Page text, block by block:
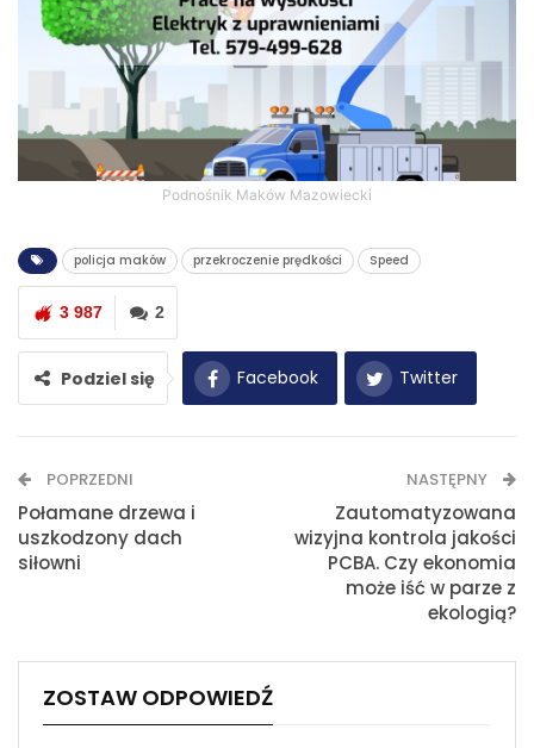
Podnośnik Maków Mazowiecki
policja maków przekroczenie prędkości Speed
2
3 987
Podziel się Facebook Twitter
POPRZEDNI
Połamane drzewa i
uszkodzony dach
siłowni
NASTĘPNY
Zautomatyzowana
wizyjna kontrola jakości
PCBA. Czy ekonomia
może iść w parze z
ekologią?
ZOSTAW ODPOWIEDŹ